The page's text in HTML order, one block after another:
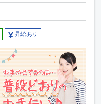
昇給あり